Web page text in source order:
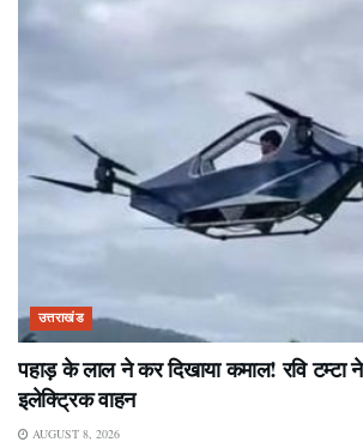
उत्तराखंड
पहाड़ के लाल ने कर दिखाया कमाल! रवि टम्टा
इलेक्ट्रिक वाहन
AUGUST 8, 2026